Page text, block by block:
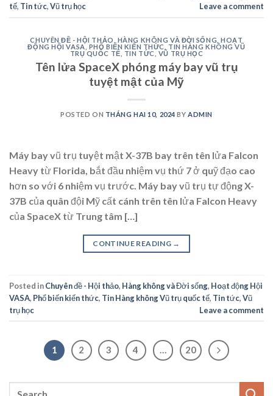
tế, Tin tức,Vũ trụ học Leave a comment
CHUYÊN ĐỀ - HỘI THẢO HÀNG KHÔNG VÀ ĐỜI SỐNG ,HOẠT
ĐỘNG HỘI VASA, PHỔ BIẾN KIẾN THỨC
TIN HÀNG KHÔNG VŨ
TRỤ QUỐC TẾ
TIN TỨC VŨ TRỤ HỌC
Tên lửa SpaceX phóng máy bay vũ trụ
tuyệt mật của Mỹ
POSTED ON THÁNG HAI 10, 2024 BYADMIN
Máy bay vũ trụ tuyệt mật X-37B bay trên tên lửa Falcon
Heavy từ Florida, bắt đầu nhiệm vụ thứ 7 ở quỹ đạo cao
hơn so với 6 nhiệm vụ trước. Máy bay vũ trụ tự động X-
37B của quân đội Mỹ cất cánh trên tên lửa Falcon Heavy
của SpaceX từ Trung tâm […]
CONTINUE READING →
Posted inChuyên đề - Hội thảo, Hàng không và Đời sống, Hoạt động Hội
VASA, Phổ biến kiến thức, Tin Hàng không Vũ trụ quốc tế, Tin tức,Vũ
trụ học
Leave a comment
1 2 3 4 … 20